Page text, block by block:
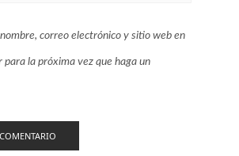
correo electrónico y sitio web en
para la próxima vez que haga un